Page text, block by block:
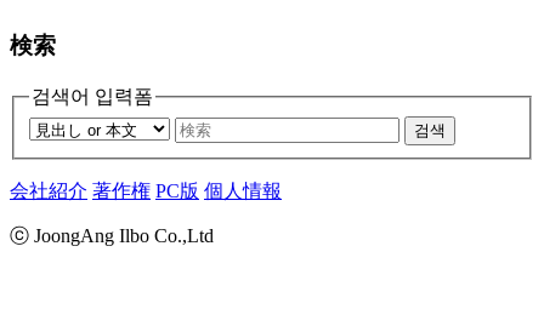
検索
검색어 입력폼
검색
会社紹介 著作権 PC版 個人情報
ⓒ JoongAng Ilbo Co.,Ltd